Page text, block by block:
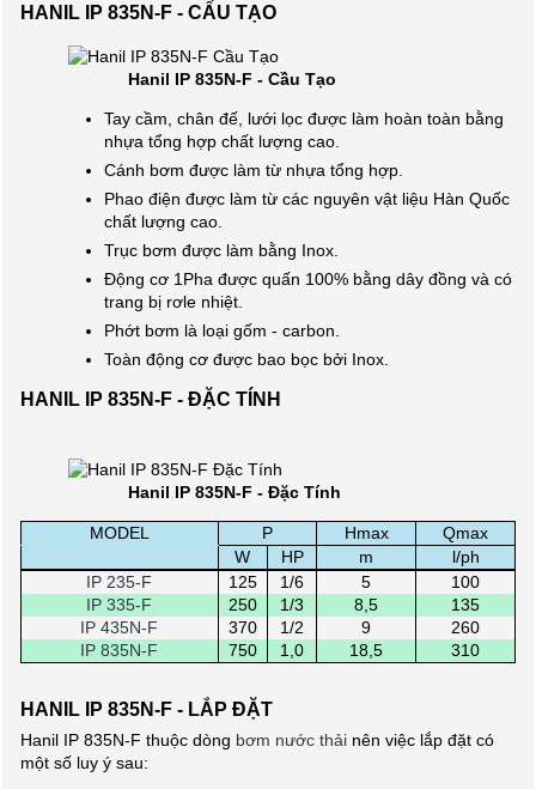
HANIL IP 835N-F - CẤU TẠO
Hanil IP 835N-F - Cầu Tạo
Tay cầm, chân đế, lưới lọc được làm hoàn toàn bằng
nhựa tổng hợp chất lượng cao.
Cánh bơm được làm từ nhựa tổng hợp.
Phao điện được làm từ các nguyên vật liệu Hàn Quốc
chất lượng cao.
Trục bơm được làm bằng Inox.
Động cơ 1Pha được quấn 100% bằng dây đồng và có
trang bị rơle nhiệt.
Phớt bơm là loại gốm - carbon.
Toàn động cơ được bao bọc bởi Inox.
HANIL IP 835N-F - ĐẶC TÍNH
Hanil IP 835N-F - Đặc Tính
MODEL P Hmax
Qmax
W HP m
l/ph
IP 235-F
125 1/6 5
100
IP 335-F
250 1/3 8,5
135
IP 435N-F
370 1/2 9
260
IP 835N-F
750 1,0 18,5 310
HANIL IP 835N-F - LẮP ĐẶT
Hanil IP 835N-F thuộc dòng bơm nước thải nên việc lắp đặt có
một số luy ý sau: